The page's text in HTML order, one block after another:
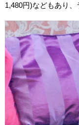
1,480円)などもあり、